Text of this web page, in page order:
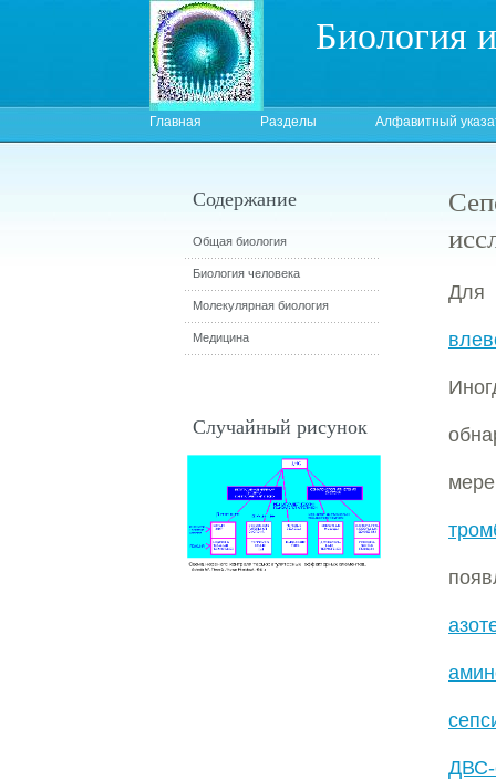
Биология
Главная Разделы Алфавитный
Для
ДВС-
Содержание
Общая биология
Биология человека
Молекулярная биология
Медицина
Случайный рисунок